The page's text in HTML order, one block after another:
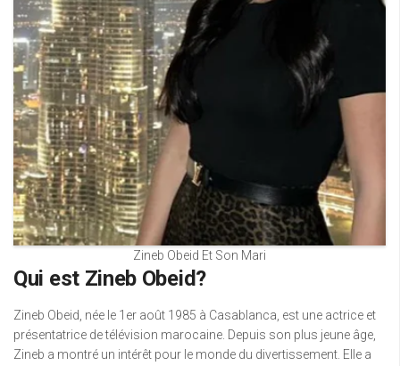
Zineb Obeid Et Son Mari
Qui est Zineb Obeid?
Zineb Obeid, née le 1er août 1985 à Casablanca, est une actrice et
présentatrice de télévision marocaine. Depuis son plus jeune âge,
Zineb a montré un intérêt pour le monde du divertissement. Elle a